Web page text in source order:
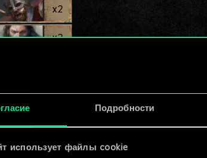
Подробности
использует файлы cookie
x2
x2
x2
x2